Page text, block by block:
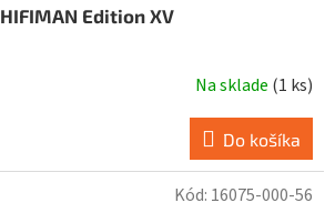
HIFIMAN Edition XV
Na sklade (1 ks)
Do košíka
Kód: 16075-000-56